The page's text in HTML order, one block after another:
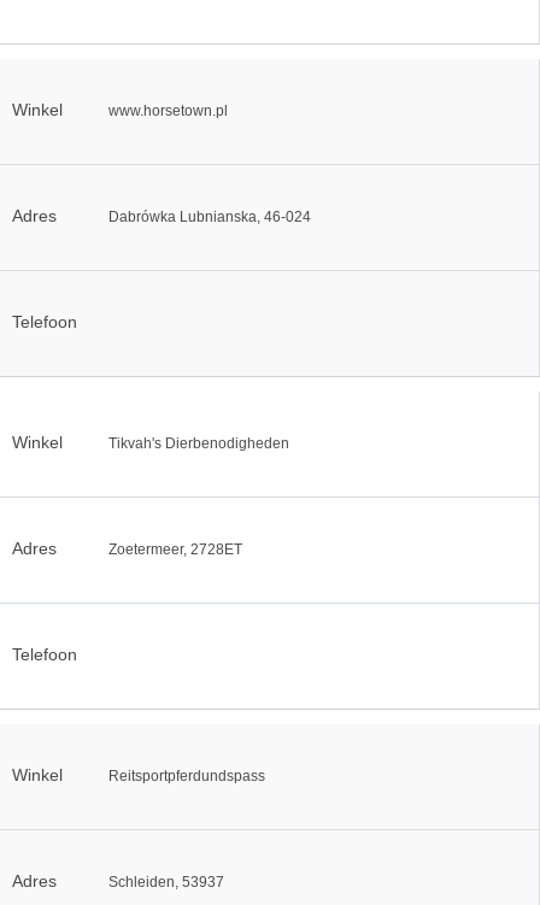
Winkel www.horsetown.pl
Adres Dabrówka Lubnianska, 46-024
Telefoon
Winkel Tikvah's Dierbenodigheden
Adres Zoetermeer, 2728ET
Telefoon
Winkel Reitsportpferdundspass
Adres Schleiden, 53937